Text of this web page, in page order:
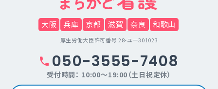
大阪 兵庫 京都 滋賀 奈良 和歌山
厚生労働大臣許可番号 28-ユー301023
050-3555-7408
受付時間： 10:00～19:00（土日祝定休）